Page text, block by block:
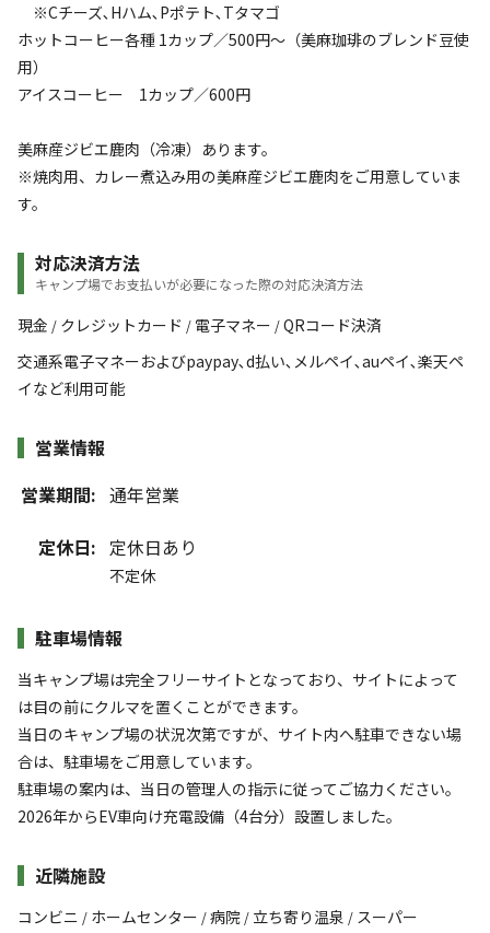
※Cチーズ､Hハム､Pポテト､Tタマゴ
ホットコーヒー各種 1カップ／500円〜（美麻珈琲のブレンド豆使
用）
アイスコーヒー 1カップ／600円
美麻産ジビエ鹿肉（冷凍）あります。
※焼肉用、カレー煮込み用の美麻産ジビエ鹿肉をご用意していま
す。
対応決済方法
キャンプ場でお支払いが必要になった際の対応決済方法
現金 / クレジットカード / 電子マネー /QRコード決済
交通系電子マネーおよびpaypay､d払い､メルペイ､auペイ､楽天ペ
イなど利用可能
営業情報
営業期間: 通年営業
定休日: 定休日あり
不定休
駐車場情報
当キャンプ場は完全フリーサイトとなっており、サイトによって
は目の前にクルマを置くことができます。
当日のキャンプ場の状況次第ですが、サイト内へ駐車できない場
合は、駐車場をご用意しています。
駐車場の案内は、当日の管理人の指示に従ってご協力ください。
2026年からEV車向け充電設備（4台分）設置しました。
近隣施設
コンビニ / ホームセンター /病院/ 立ち寄り温泉 / スーパー